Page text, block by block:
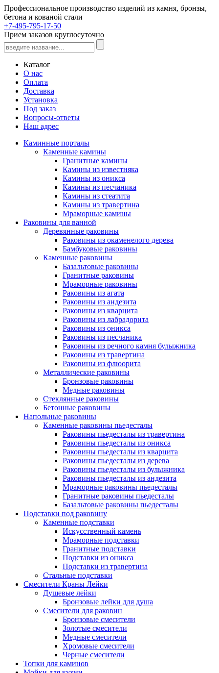
Профессиональное производство изделий из камня, бронзы,
бетона и кованой стали
+7-495-795-17-50
Прием заказов круглосуточно
Каталог
О нас
Оплата
Доставка
Установка
Под заказ
Вопросы-ответы
Наш адрес
Каминные порталы
Каменные камины
Гранитные камины
Камины из известняка
Камины из оникса
Камины из песчаника
Камины из стеатита
Камины из травертина
Мраморные камины
Раковины для ванной
Деревянные раковины
Раковины из окаменелого дерева
Бамбуковые раковины
Каменные раковины
Базальтовые раковины
Гранитные раковины
Мраморные раковины
Раковины из агата
Раковины из андезита
Раковины из кварцита
Раковины из лабрадорита
Раковины из оникса
Раковины из песчаника
Раковины из речного камня булыжника
Раковины из травертина
Раковины из флюорита
Металлические раковины
Бронзовые раковины
Медные раковины
Стеклянные раковины
Бетонные раковины
Напольные раковины
Каменные раковины пьедесталы
Раковины пьедесталы из травертина
Раковины пьедесталы из оникса
Раковины пьедесталы из кварцита
Раковины пьедесталы из дерева
Раковины пьедесталы из булыжника
Раковины пьедесталы из андезита
Мраморные раковины пьедесталы
Гранитные раковины пьедесталы
Базальтовые раковины пьедесталы
Подставки под раковину
Каменные подставки
Искусственный камень
Мраморные подставки
Гранитные подставки
Подставки из оникса
Подставки из травертина
Стальные подставки
Смесители Краны Лейки
Душевые лейки
Бронзовые лейки для душа
Смесители для раковин
Бронзовые смесители
Золотые смесители
Медные смесители
Хромовые смесители
Черные смесители
Топки для каминов